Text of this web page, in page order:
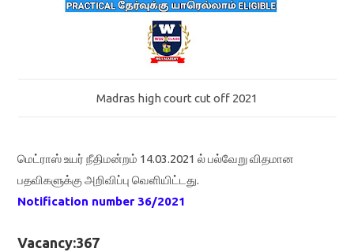
Madras high court cut off 2021
மெட்ராஸ் உயர் நீதிமன்றம் 14.03.2021 ல் பல்வேறு விதமான
பதவிகளுக்கு அறிவிப்பு வெளியிட்டது.
Notification number 36/2021
Vacancy:367